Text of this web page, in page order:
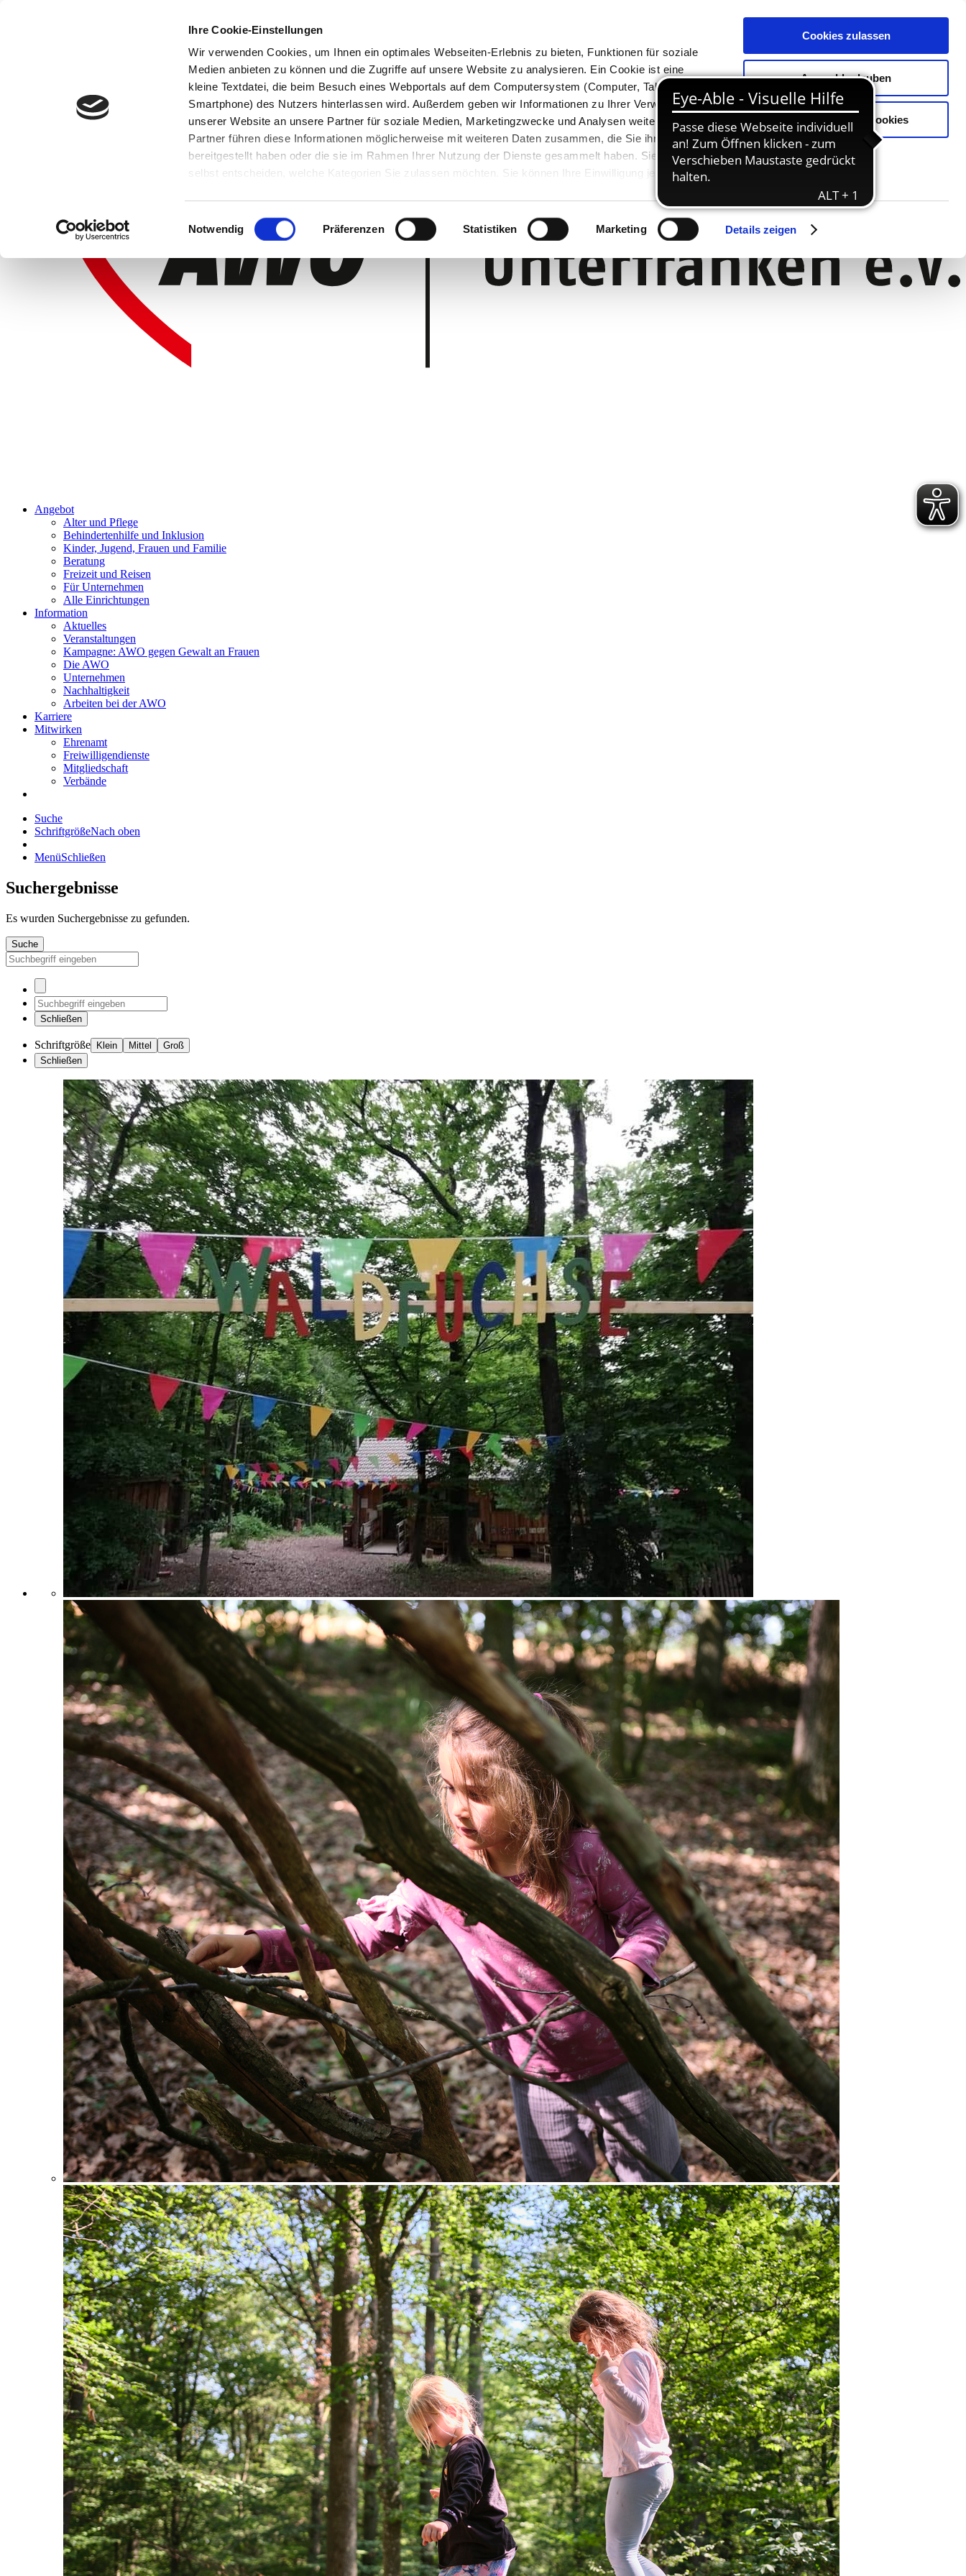
Ihre Cookie-Einstellungen
Wir verwenden Cookies, um Ihnen ein optimales Webseiten-Erlebnis zu bieten, Funktionen für soziale
Medien anbieten zu können und die Zugriffe auf unsere Website zu analysieren. Ein Cookie ist eine
kleine Textdatei, die beim Besuch eines Webportals auf dem Computersystem (Computer, Tablet oder
Smartphone) des Nutzers hinterlassen wird. Außerdem geben wir Informationen zu Ihrer Verwendung
unserer Website an unsere Partner für soziale Medien, Marketingzwecke und Analysen weiter. Unsere
Partner führen diese Informationen möglicherweise mit weiteren Daten zusammen, die Sie ihnen
bereitgestellt haben oder die sie im Rahmen Ihrer Nutzung der Dienste gesammelt haben. Sie können
selbst entscheiden, welche Kategorien Sie zulassen möchten. Sie können Ihre Einwilligung jederzeit
Einwilligungsauswahl
Notwendig Präferenzen Statistiken Marketing Details zeigen
Cookies zulassen
Auswahl erlauben
Nur notwendige Cookies
Angebot
Alter und Pflege
Behindertenhilfe und Inklusion
Kinder, Jugend, Frauen und Familie
Beratung
Freizeit und Reisen
Für Unternehmen
Alle Einrichtungen
Information
Aktuelles
Veranstaltungen
Kampagne: AWO gegen Gewalt an Frauen
Die AWO
Unternehmen
Nachhaltigkeit
Arbeiten bei der AWO
Karriere
Mitwirken
Ehrenamt
Freiwilligendienste
Mitgliedschaft
Verbände
Suche
SchriftgrößeNach oben
MenüSchließen
Suchergebnisse
Es wurden Suchergebnisse zu gefunden.
Suche
Schließen
Schriftgröße Klein Mittel
Groß
Schließen